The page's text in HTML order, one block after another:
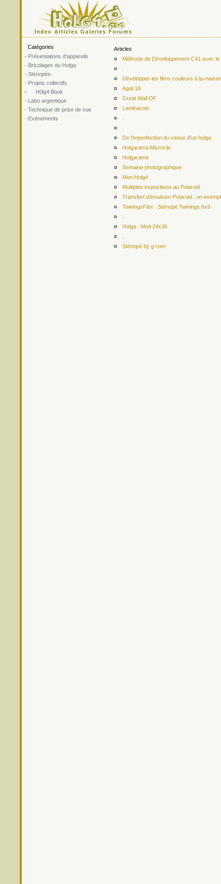
Index Articles Galeries Forums
Catégories
- Présentations d'appareils
- Bricolages du Holga
- Sténopés
- Projets collectifs
-
H0lg4 Book
- Labo argentique
- Technique de prise de vue
- Evénements
Articles
¤
Méthode de Développement C41 avec
¤
¤
Développer les films couleurs à la
¤
Agat 18
¤
Great Wall DF
¤
Laminaroid
¤
¤
¤
De l'imperfection du viseur d'un holga
¤
Holgarama Microclic
¤
Holgarama
¤
Semaine photographique
¤
Mon Holg4
¤
Multiples expositions au Polaroid
¤
Transfert d'émulsion Polaroid.. un
¤
TwiningsFlex : Sténopé Twinings 6x9
¤
¤
Holga : Mod 24x36
¤
¤
Sténopé by g-rom